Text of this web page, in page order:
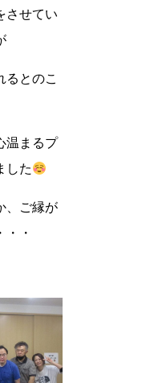
させてい
るとのこ
温まるプ
した
、ご縁が
・